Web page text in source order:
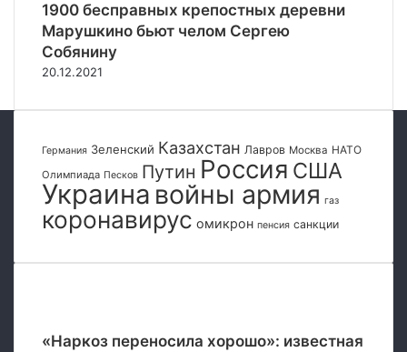
с
т
а
м
«
о
к
и
-
»
д
е
р
ж
н
И
т
а
и
1900 бесправных крепостных деревни
Марушкино бьют челом Сергею
Собянину
20.12.2021
Германия Зеленский Казахстан Лавров Москва НАТО
Олимпиада Песков Путин Россия США
Украина войны армия газ
коронавирус омикрон пенсия санкции
«Наркоз переносила хорошо»: известная